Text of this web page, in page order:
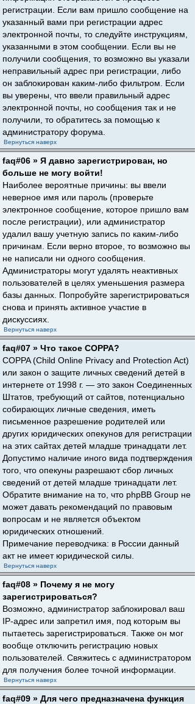
регистрации. Если вам пришло сообщение на
указанный вами при регистрации адрес
электронной почты, то следуйте инструкциям,
указанными в этом сообщении. Если вы не
получили сообщения, то возможно вы указали
неправильный адрес при регистрации, либо
он заблокирован каким-либо фильтром. Если
вы уверены, что ввели правильный адрес
электронной почты, но сообщения так и не
получили, то обратитесь за помощью к
администратору форума.
Вернуться наверх
faq#06 » Я давно зарегистрирован, но
больше не могу войти!
Наиболее вероятные причины: вы ввели
неверное имя или пароль (проверьте
электронное сообщение, которое пришло вам
после регистрации), или администратор
удалил вашу учетную запись по каким-либо
причинам. Если верно второе, то возможно вы
не написали ни одного сообщения.
Администраторы могут удалять неактивных
пользователей в целях уменьшения размера
базы данных. Попробуйте зарегистрироваться
снова и принять активное участие в
дискуссиях.
Вернуться наверх
faq#07 » Что такое COPPA?
COPPA (Child Online Privacy and Protection Act)
или закон о защите личных сведений детей в
интернете от 1998 г. — это закон Соединенных
Штатов, требующий от сайтов, потенциально
собирающих личные сведения, иметь
письменное разрешение родителей или
других юридических опекунов для регистрации
на этих сайтах детей младше тринадцати лет.
Допустимо наличие иного вида подтверждения
того, что опекуны разрешают сбор личных
сведений от детей младше тринадцати лет.
Обратите внимание на то, что phpBB Group не
может давать рекомендаций по правовым
вопросам и не является объектом
юридических отношений.
Примечание переводчика: в России данный
акт не имеет юридической силы.
Вернуться наверх
faq#08 » Почему я не могу
зарегистрироваться?
Возможно, администратор заблокировал ваш
IP-адрес или запретил имя, под которым вы
пытаетесь зарегистрироваться. Также он мог
вообще отключить регистрацию новых
пользователей. Свяжитесь с администратором
для получения более точной информации.
Вернуться наверх
faq#09 » Для чего предназначена функция